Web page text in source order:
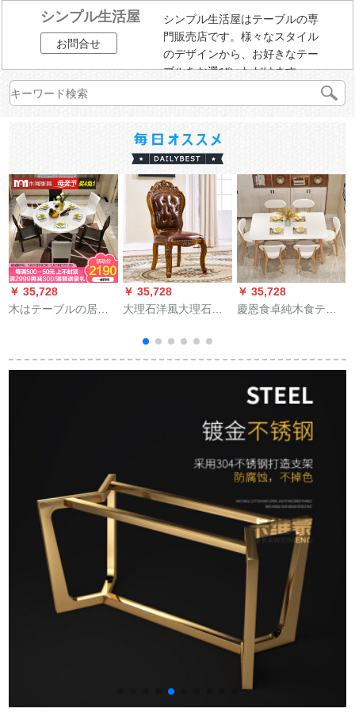
シンプル生活屋
お問合せ
シンプル生活屋はテーブルの専
門販売店です。様々なスタイル
のデザインから、お好きなテー
ブルをお選びいただけます。
￥ 35,728
木はテーブルの居間
た。ガラスの円いテ
￥ 35,728
大理石洋風大理石の
メリカ式テーブル天
然雨琳エンドルのア
の1.3メートルの天然
￥ 35,728
慶恩食卓純木食テー
ーブルシンプテーブ
具高級テーブル漆焼
ルとテーブルのセッ
ーブル160*80*75ルイ
イス6つは鋼化ガラス
をプレゼントしませ
ん。